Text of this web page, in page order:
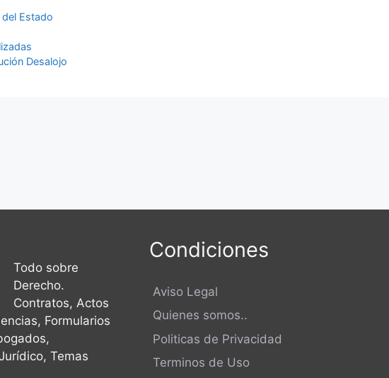
Estado
Desalojo
Todo sobre
Derecho.
Contratos, Actos
Formularios
Temas
Condiciones
Aviso Legal
Quienes somos..
Politicas de Privacidad
Terminos de Uso